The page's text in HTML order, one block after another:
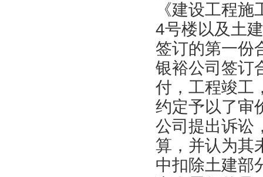
《建设工程
4号楼以及土
签订的第一份
银裕公司签订
付，工程竣工
约定予以了审
公司提出诉讼
算，并认为其
中扣除土建部